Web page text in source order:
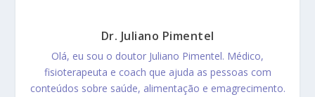
Dr. Juliano Pimentel
Olá, eu sou o doutor Juliano Pimentel. Médico,
fisioterapeuta e coach que ajuda as pessoas com
conteúdos sobre saúde, alimentação e emagrecimento.